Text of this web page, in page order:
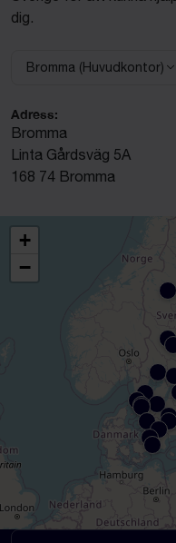
dig.
Välj anläggning:
Bromma (Huvudkontor)
Adress:
Bromma
Linta Gårdsväg 5A
168 74 Bromma
+
−